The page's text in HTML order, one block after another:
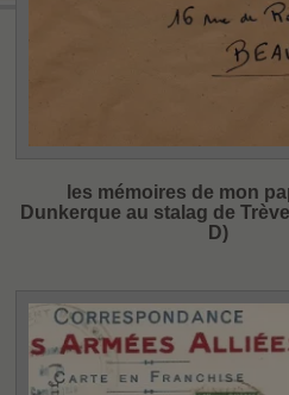
les mémoires de mon
Dunkerque au stalag de
D)